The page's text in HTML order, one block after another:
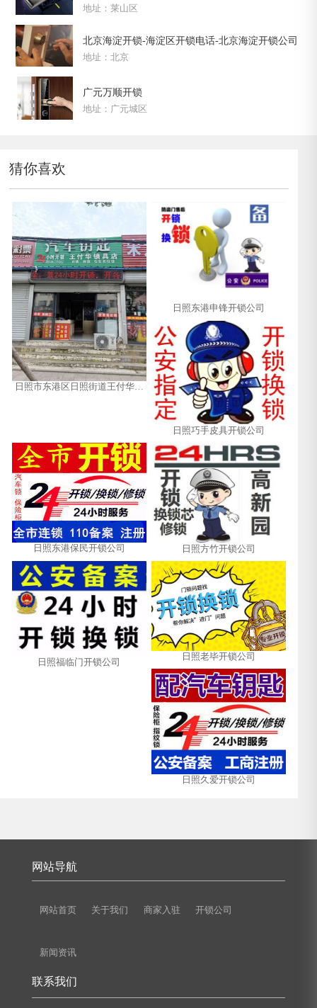
地址：莱山区
北京海淀开锁-海淀区开锁电话-北京海淀开锁公司
地址：北京
广元万顺开锁
地址：广元城区
猜你喜欢
日照市东港区日照街道王付华锁
日照东港申锋开锁公司
日照巧手皮具开锁公司
日照东港保民开锁公司 日照方竹开锁公司
日照福临门开锁公司
日照老毕开锁公司
日照久爱开锁公司
网站导航
网站首页 关于我们 商家入驻 开锁公司
新闻资讯
联系我们